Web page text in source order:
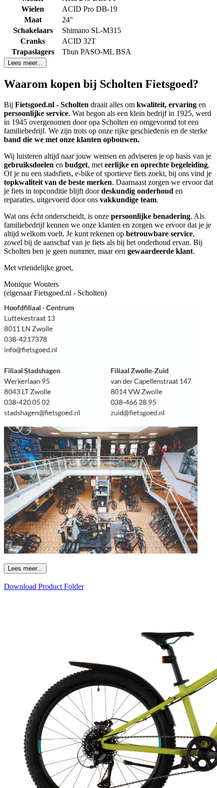
Wielen
ACID Pro DB-19
Maat
24"
Schakelaars
Shimano SL-M315
Cranks
ACID 32T
Trapaslagers
Thun PASO-ML BSA
Lees meer...
Waarom kopen bij Scholten Fietsgoed?
Bij Fietsgoed.nl - Scholten draait alles om kwaliteit, ervaring en
persoonlijke service. Wat begon als een klein bedrijf in 1925, werd
in 1945 overgenomen door opa Scholten en omgevormd tot een
familiebedrijf. We zijn trots op onze rijke geschiedenis en de sterke
band die we met onze klanten opbouwen.
Wij luisteren altijd naar jouw wensen en adviseren je op basis van je
gebruiksdoelen en budget, met eerlijke en oprechte begeleiding.
Of je nu een stadsfiets, e-bike of sportieve fiets zoekt, bij ons vind je
topkwaliteit van de beste merken. Daarnaast zorgen we ervoor dat
je fiets in topconditie blijft doordeskundig onderhoud en
reparaties, uitgevoerd door ons vakkundige team.
Wat ons écht onderscheidt, is onze persoonlijke benadering. Als
familiebedrijf kennen we onze klanten en zorgen we ervoor dat je je
altijd welkom voelt. Je kunt rekenen op betrouwbare service,
zowel bij de aanschaf van je fiets als bij het onderhoud ervan. Bij
Scholten ben je geen nummer, maar een gewaardeerde klant.
Met vriendelijke groet,
Monique Wouters
(eigenaar Fietsgoed.nl - Scholten)
Lees meer...
Download Product Folder